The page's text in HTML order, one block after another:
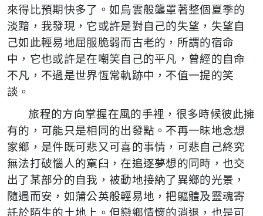
來得比預期快多了。如烏雲般壟罩著整個夏季的
淡黯，我發現，它或許是對自己的失望，失望自
己如此輕易地屈服脆弱而古老的，所謂的宿命
中，它也或許是在嘲笑自己的平凡，曾經的自命
不凡，不過是世界恆常軌跡中，不值一提的笑
談。
旅程的方向掌握在風的手裡，很多時候彼此擁
有的，可能只是相同的出發點。不再一昧地念想
家鄉，是件既可悲又可喜的事情，可悲自己終究
無法打破惱人的窠臼，在追逐夢想的同時，也交
出了某部分的自我，被動地接納了異鄉的光景，
隨遇而安，如蒲公英般輕易地，把軀體及靈魂寄
託於陌生的土地上。但戀鄉情懷的消退，也是可